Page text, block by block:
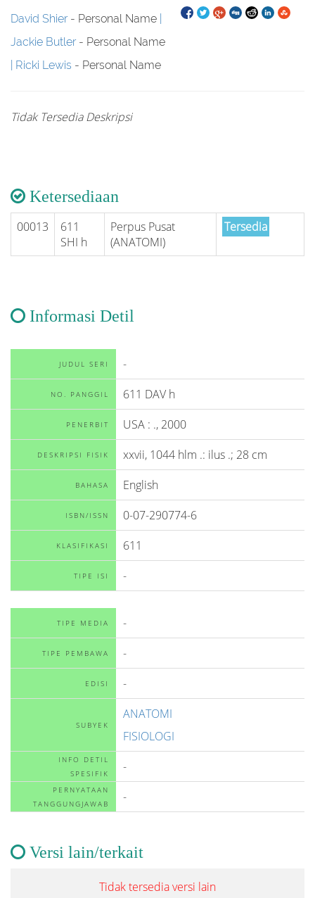
David Shier- Personal Name
Jackie Butler- Personal Name
Ricki Lewis - Personal Name
Tidak Tersedia Deskripsi
Ketersediaan
00013
611
SHI h
Perpus Pusat
(ANATOMI)
Tersedia
Informasi Detil
JUDUL SERI -
NO. PANGGIL 611 DAV h
PENERBIT USA : ., 2000
DESKRIPSI FISIK xxvii, 1044 hlm .: ilus .; 28 cm
BAHASA English
ISBN/ISSN 0-07-290774-6
KLASIFIKASI 611
TIPE ISI -
TIPE MEDIA -
TIPE PEMBAWA -
EDISI -
SUBYEK
ANATOMI
FISIOLOGI
INFO DETIL
SPESIFIK
-
PERNYATAAN
TANGGUNGJAWAB
-
Versi lain/terkait
Tidak tersedia versi lain